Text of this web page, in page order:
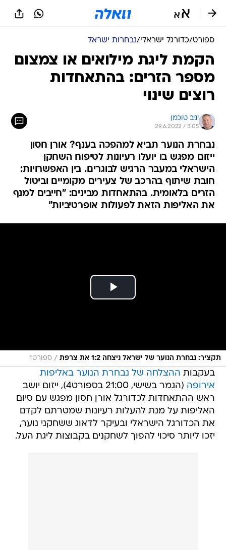
ספורט/כדורגל ישראלי/נבחרות ישראל
הקמת ליגת מילואים או צמצום
מספר הזרים: בהתאחדות
רוצים שינוי
יניב טוכמן
29.6.2022 / 3:05
נבחרת הנוער תביא למהפכה בענף? אורן חסון
ייזום מפגש בו יועלו רעיונות לטיפוח השחקן
הישראלי במעבר הרגיש לבוגרים. בין האפשרויות:
חובת שיתוף בהרכב של צעירים מקומיים וביטול
הזרים בלאומית. בהתאחדות מבינים: "חייבים למנף
את האליפות הזאת לפעולות אופרטיביות"
תקציר: נבחרת הנוער של ישראל ניצחה 1:2 את צרפת / ספורט1
בעקבות ההצלחה של נבחרת הנוער באליפות
אירופה
(הגמר בשישי, 21:00 בספורט4), ייזום יושב
ראש ההתאחדות לכדורגל אורן חסון מפגש עם סיום
האליפות על מנת להעלות רעיונות שמטרתם לקדם
את הכדורגל הישראלי ובעיקר לדאוג ששחקני נוער,
יזכו ליותר סיכוי להפוך לשחקנים בקבוצות ליגת העל.